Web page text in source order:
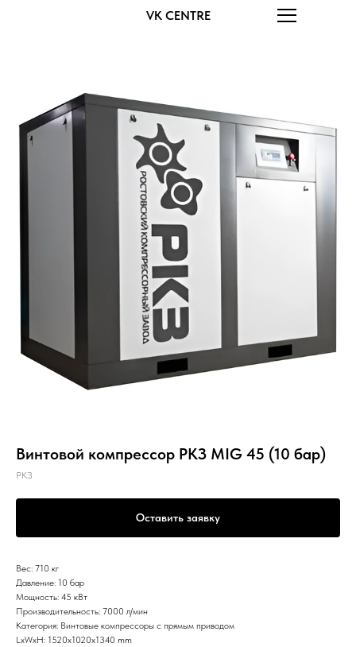
VK CENTRE
Винтовой компрессор РКЗ MIG 45 (10 бар)
РКЗ
Оставить заявку
Вес: 710 кг
Давление: 10 бар
Мощность: 45 кВт
Производительность: 7000 л/мин
Категория: Винтовые компрессоры с прямым приводом
LxWxH: 1520x1020x1340 mm